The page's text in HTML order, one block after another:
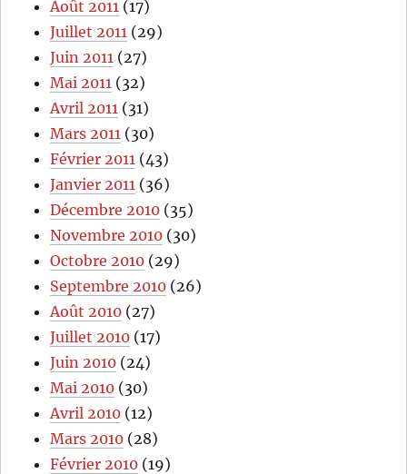
Août 2011 (17)
Juillet 2011 (29)
Juin 2011 (27)
Mai 2011 (32)
Avril 2011 (31)
Mars 2011 (30)
Février 2011 (43)
Janvier 2011 (36)
Décembre 2010 (35)
Novembre 2010 (30)
Octobre 2010 (29)
Septembre 2010 (26)
Août 2010 (27)
Juillet 2010 (17)
Juin 2010 (24)
Mai 2010 (30)
Avril 2010 (12)
Mars 2010 (28)
Février 2010 (19)